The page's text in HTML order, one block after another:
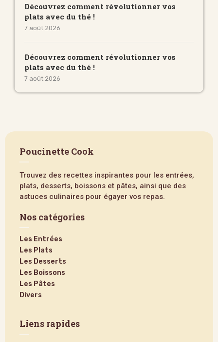
Découvrez comment révolutionner vos
plats avec du thé !
7 août 2026
Découvrez comment révolutionner vos
plats avec du thé !
7 août 2026
Poucinette Cook
Trouvez des recettes inspirantes pour les entrées,
plats, desserts, boissons et pâtes, ainsi que des
astuces culinaires pour égayer vos repas.
Nos catégories
Les Entrées
Les Plats
Les Desserts
Les Boissons
Les Pâtes
Divers
Liens rapides